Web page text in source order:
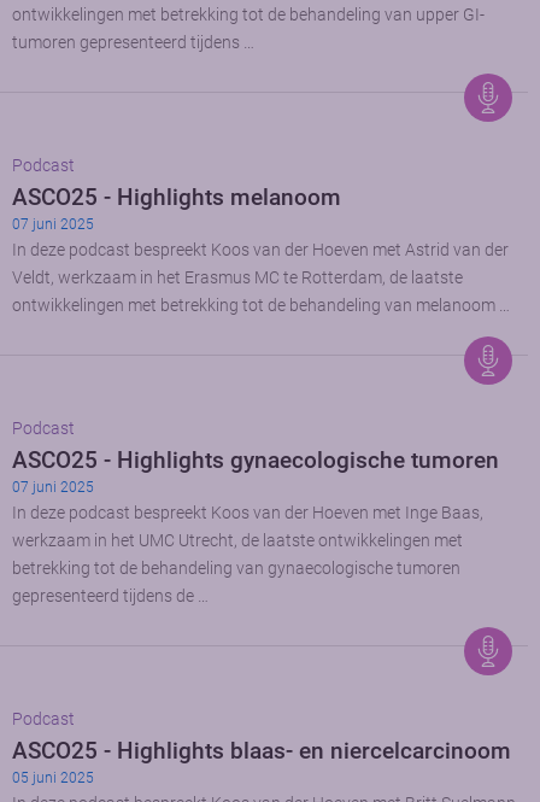
ontwikkelingen met betrekking tot de behandeling van upper GI-
tumoren gepresenteerd tijdens …
Podcast
ASCO25 - Highlights melanoom
07 juni 2025
In deze podcast bespreekt Koos van der Hoeven met Astrid van der
Veldt, werkzaam in het Erasmus MC te Rotterdam, de laatste
ontwikkelingen met betrekking tot de behandeling van melanoom …
Podcast
ASCO25 - Highlights gynaecologische tumoren
07 juni 2025
In deze podcast bespreekt Koos van der Hoeven met Inge Baas,
werkzaam in het UMC Utrecht, de laatste ontwikkelingen met
betrekking tot de behandeling van gynaecologische tumoren
gepresenteerd tijdens de …
Podcast
ASCO25 - Highlights blaas- en niercelcarcinoom
05 juni 2025